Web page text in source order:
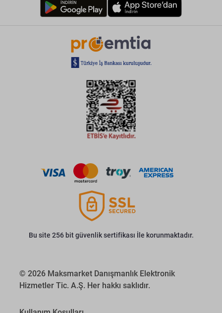
Bu site 256 bit güvenlik sertifikası İle korunmaktadır.
© 2026 Maksmarket Danışmanlık Elektronik
Hizmetler Tic. A.Ş. Her hakkı saklıdır.